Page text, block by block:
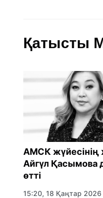
Қатысты
АМСК жүйесінің
Айгүл Қасымова
өтті
15:20, 18 Қаңтар 2026